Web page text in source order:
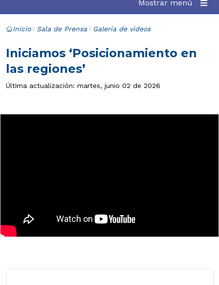
Mostrar menú
Inicio Sala de Prensa Galería de videos
Iniciamos ‘Posicionamiento en
las regiones’
Última actualización: martes, junio 02 de 2026